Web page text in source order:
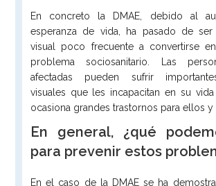
En concreto la DMAE, debido al
esperanza de vida, ha pasado de
visual poco frecuente a convertirse
problema sociosanitario. Las
afectadas pueden sufrir
visuales que les incapacitan en su
ocasiona grandes trastornos para ellos y
En general, ¿qué
para prevenir estos
En el caso de la DMAE se ha